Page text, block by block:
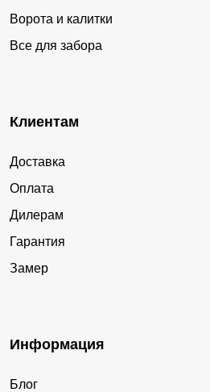
Ворота и калитки
Все для забора
Клиентам
Доставка
Оплата
Дилерам
Гарантия
Замер
Информация
Блог